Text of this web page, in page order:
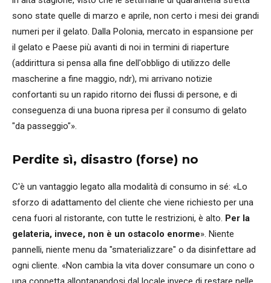
sono state quelle di marzo e aprile, non certo i mesi dei grandi
numeri per il gelato. Dalla Polonia, mercato in espansione per
il gelato e Paese più avanti di noi in termini di riaperture
(addirittura si pensa alla fine dell'obbligo di utilizzo delle
mascherine a fine maggio, ndr), mi arrivano notizie
confortanti su un rapido ritorno dei flussi di persone, e di
conseguenza di una buona ripresa per il consumo di gelato
"da passeggio"».
Perdite sì, disastro (forse) no
C'è un vantaggio legato alla modalità di consumo in sé: «Lo
sforzo di adattamento del cliente che viene richiesto per una
cena fuori al ristorante, con tutte le restrizioni, è alto. Per la
gelateria, invece, non è un ostacolo enorme». Niente
pannelli, niente menu da "smaterializzare" o da disinfettare ad
ogni cliente. «Non cambia la vita dover consumare un cono o